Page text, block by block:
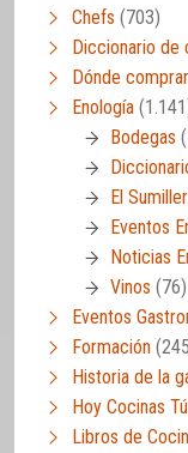
Chefs (703)
Diccionario de
Dónde comprar
Enología
Bodegas
El Sumiller
Eventos
Noticias
Vinos (76)
Eventos
Formación
Historia de la
Hoy Cocinas Tú
Libros de